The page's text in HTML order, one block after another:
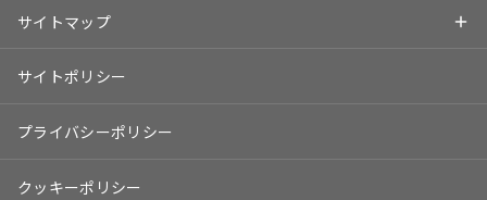
サイトマップ
サイトポリシー
プライバシーポリシー
クッキーポリシー